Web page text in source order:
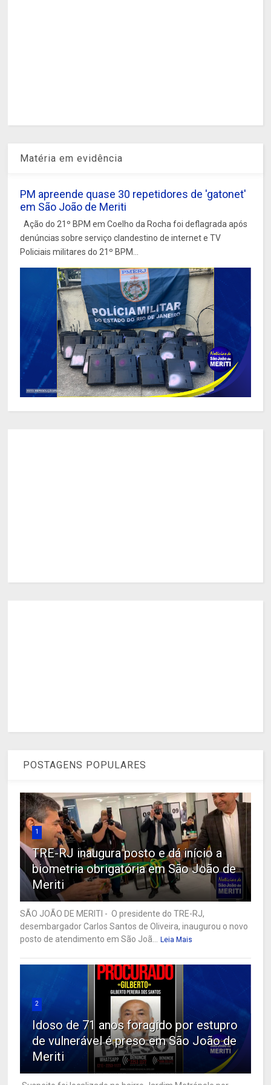
Matéria em evidência
PM apreende quase 30 repetidores de 'gatonet'
em São João de Meriti
Ação do 21º BPM em Coelho da Rocha foi deflagrada após
denúncias sobre serviço clandestino de internet e TV
Policiais militares do 21º BPM...
POSTAGENS POPULARES
1
TRE-RJ inaugura posto e dá início a
biometria obrigatória em São João de
Meriti
SÃO JOÃO DE MERITI - O presidente do TRE-RJ,
desembargador Carlos Santos de Oliveira, inaugurou o novo
posto de atendimento em São Joã... Leia Mais
2
Idoso de 71 anos foragido por estupro
de vulnerável é preso em São João de
Meriti